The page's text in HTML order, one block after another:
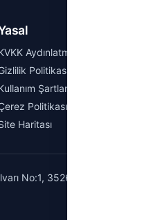
Aydınlatma Metni
Politikası
Şartları
Politikası
Haritası
No:1, 35260 Konak /